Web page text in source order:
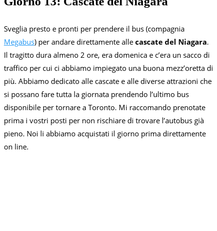
Sveglia presto e pronti per prendere il bus (compagnia
Megabus) per andare direttamente alle cascate del Niagara.
Il tragitto dura almeno 2 ore, era domenica e c’era un sacco di
traffico per cui ci abbiamo impiegato una buona mezz’oretta di
più. Abbiamo dedicato alle cascate e alle diverse attrazioni che
si possano fare tutta la giornata prendendo l’ultimo bus
disponibile per tornare a Toronto. Mi raccomando prenotate
prima i vostri posti per non rischiare di trovare l’autobus già
pieno. Noi li abbiamo acquistati il giorno prima direttamente
on line.